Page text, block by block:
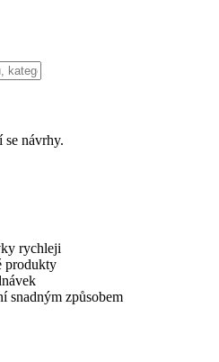
se návrhy.
rychleji
produkty
snadným způsobem